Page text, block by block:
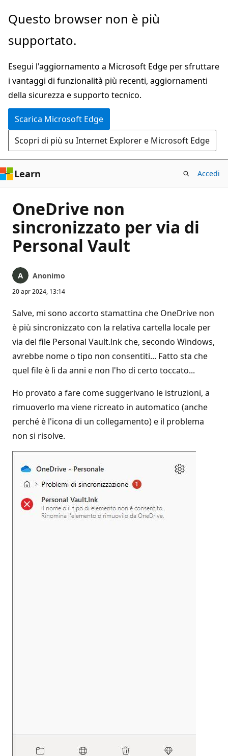
Ignora
passa
contenuto
principale
Questo browser non è più
supportato.
Esegui l'aggiornamento a Microsoft Edge per sfruttare
i vantaggi di funzionalità più recenti, aggiornamenti
della sicurezza e supporto tecnico.
Scarica Microsoft Edge
Scopri di più su Internet Explorer e Microsoft Edge
Learn Accedi
OneDrive non
sincronizzato per via di
Personal Vault
Anonimo
20 apr 2024, 13:14
Salve, mi sono accorto stamattina che OneDrive non
è più sincronizzato con la relativa cartella locale per
via del file Personal Vault.lnk che, secondo Windows,
avrebbe nome o tipo non consentiti... Fatto sta che
quel file è lì da anni e non l'ho di certo toccato...
Ho provato a fare come suggerivano le istruzioni, a
rimuoverlo ma viene ricreato in automatico (anche
perché è l'icona di un collegamento) e il problema
non si risolve.